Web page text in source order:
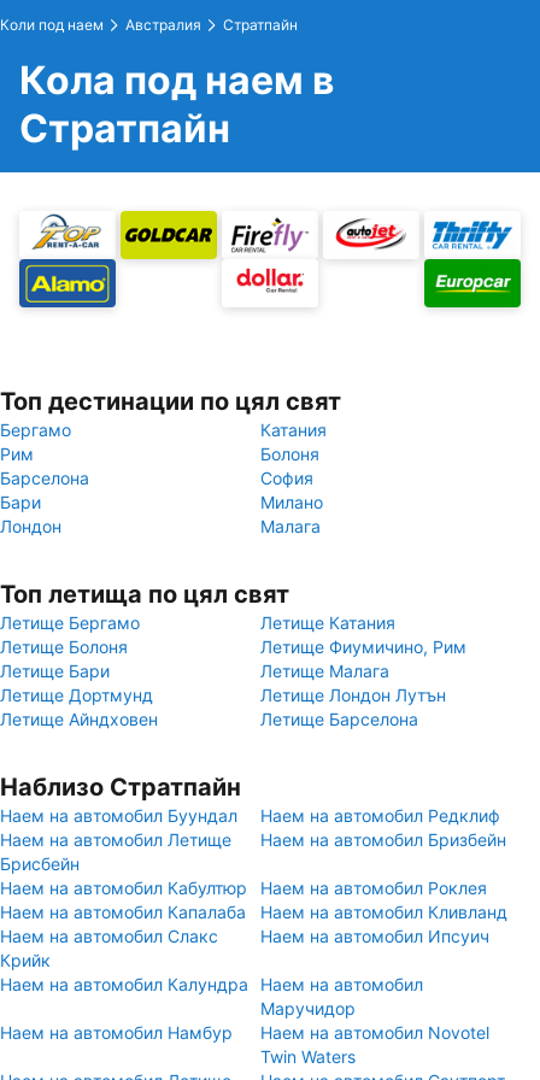
Коли под наем Австралия Стратпайн
Кола под наем в
Стратпайн
Топ дестинации по цял свят
Бергамо
Катания
Рим
Болоня
Барселона
София
Бари
Милано
Лондон
Малага
Топ летища по цял свят
Летище Бергамо
Летище Катания
Летище Болоня
Летище Фиумичино, Рим
Летище Бари
Летище Малага
Летище Дортмунд
Летище Лондон Лутън
Летище Айндховен
Летище Барселона
Наблизо Стратпайн
Наем на автомобил Буундал
Наем на автомобил Редклиф
Наем на автомобил Летище
Брисбейн
Наем на автомобил Бризбейн
Наем на автомобил Кабултюр
Наем на автомобил Роклея
Наем на автомобил Капалаба
Наем на автомобил Кливланд
Наем на автомобил Слакс
Крийк
Наем на автомобил Ипсуич
Наем на автомобил Калундра
Наем на автомобил
Маручидор
Наем на автомобил Намбур
Наем на автомобил Novotel
Twin Waters